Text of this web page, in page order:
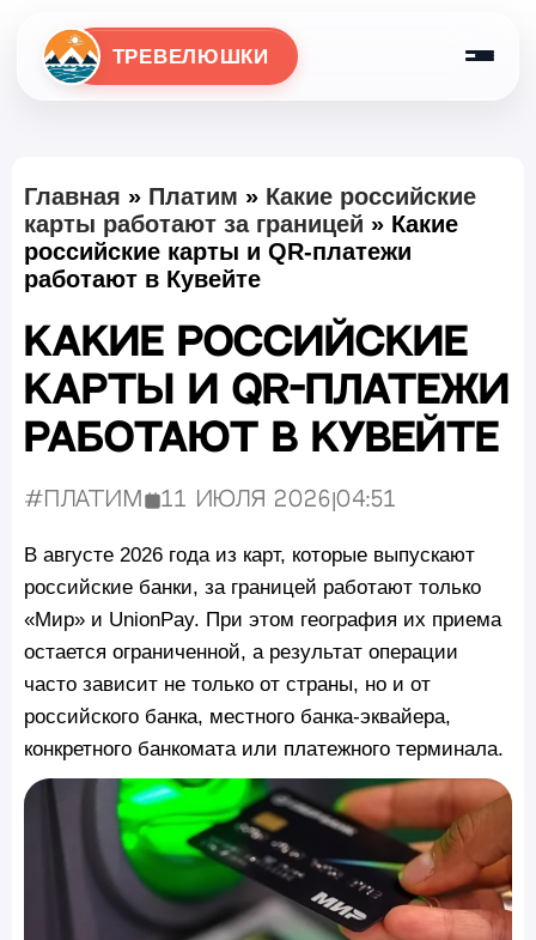
ТРЕВЕЛЮШКИ
Главная » Платим » Какие российские
карты работают за границей » Какие
российские карты и QR-платежи
работают в Кувейте
Какие российские
карты и QR-платежи
работают в Кувейте
#Платим Опубликовано:
11 июля 2026 |04:51
В августе 2026 года из карт, которые выпускают
российские банки, за границей работают только
«Мир» и UnionPay. При этом география их приема
остается ограниченной, а результат операции
часто зависит не только от страны, но и от
российского банка, местного банка-эквайера,
конкретного банкомата или платежного терминала.